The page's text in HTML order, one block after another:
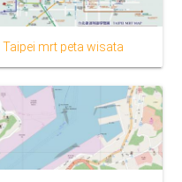
Taipei mrt peta wisata